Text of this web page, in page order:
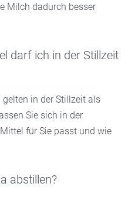
Milch dadurch besser
darf ich in der Stillzeit
in der Stillzeit als
Sie sich in der
für Sie passt und wie
abstillen?